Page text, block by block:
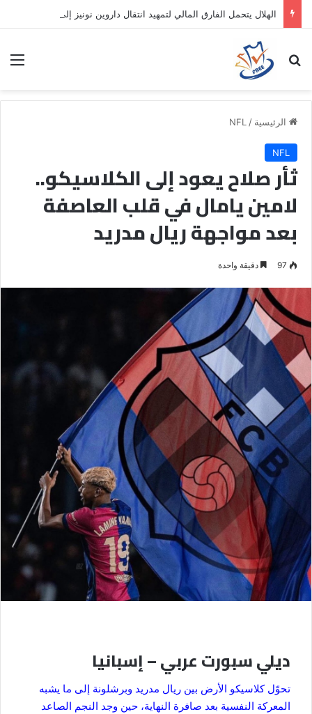
بحث عن
الرئيسية /
NFL
NFL
ثأر صلاح يعود إلى الكلاسيكو..
لامين يامال في قلب العاصفة
بعد مواجهة ريال مدريد
97 دقيقة واحدة
ديلي سبورت عربي – إسبانيا
تحوّل كلاسيكو الأرض بين ريال مدريد وبرشلونة إلى ما يشبه
المعركة النفسية بعد صافرة النهاية، حين وجد النجم الصاعد